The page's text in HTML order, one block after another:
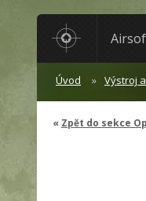
Úvod Výstroj
Zpět do sekce